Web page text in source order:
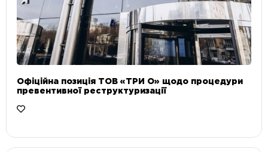
Офіційна позиція ТОВ «ТРИ О» щодо процедури
превентивної реструктуризації